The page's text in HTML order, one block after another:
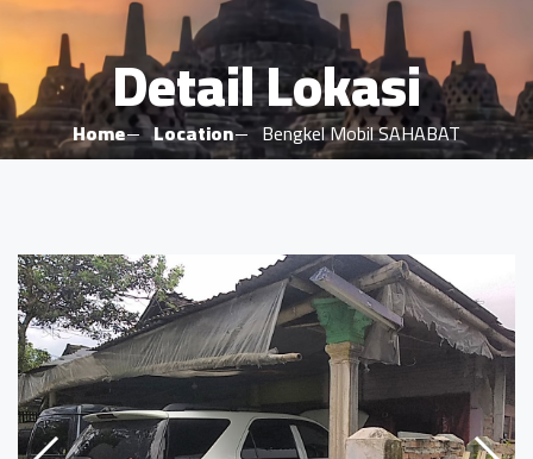
Detail Lokasi
Home Location Bengkel Mobil SAHABAT